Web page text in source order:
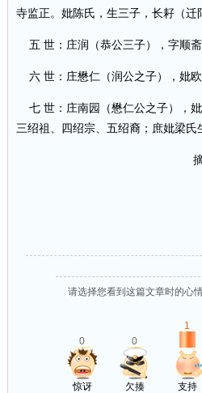
寺监正。妣陈氏，生三子，长耔（迁
五 世：庄润（恭公三子），字顺斋
六 世：庄懋仁（润公之子），妣欧
七 世：庄南园（懋仁公之子），妣
三绍祖、四绍宗、五绍裔；庶妣梁氏
请选择您看到这篇文章时的心
0 0
1
惊讶 欠揍 支持